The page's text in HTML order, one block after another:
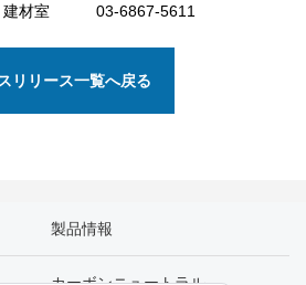
・建材室 03-6867-5611
リリース一覧へ戻る
製品情報